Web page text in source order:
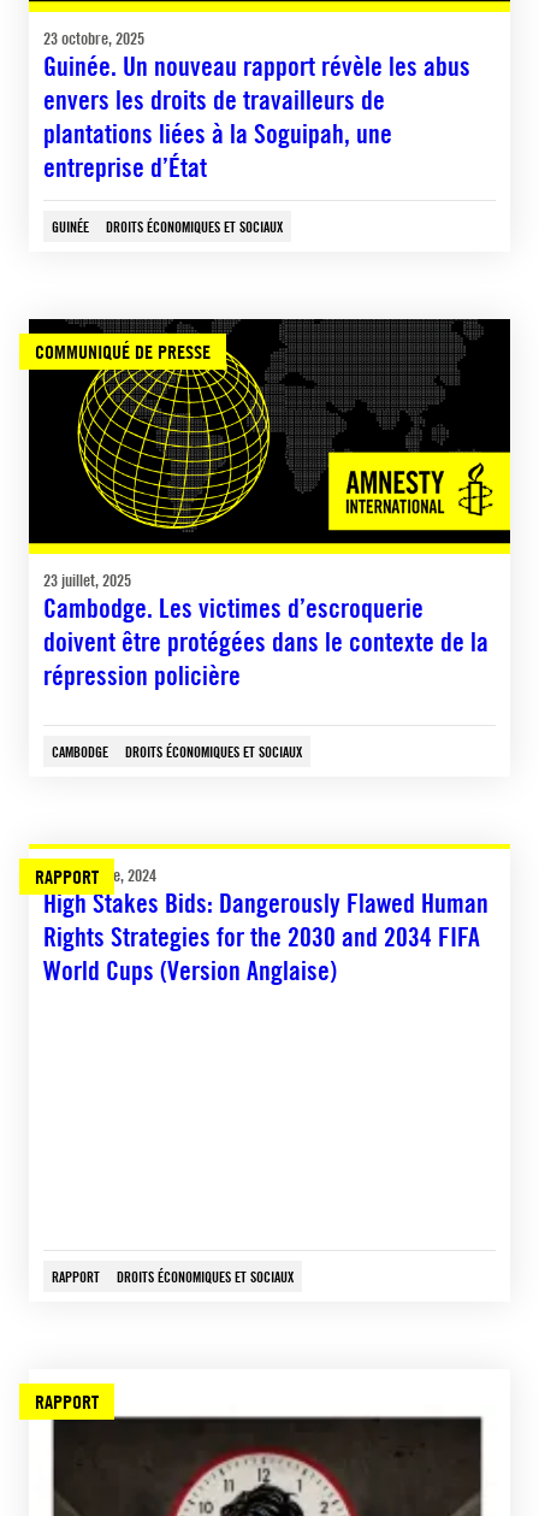
23 octobre, 2025
Guinée. Un nouveau rapport révèle les abus
envers les droits de travailleurs de
plantations liées à la Soguipah, une
entreprise d’État
GUINÉE DROITS ÉCONOMIQUES ET SOCIAUX
COMMUNIQUÉ DE PRESSE
23 juillet, 2025
Cambodge. Les victimes d’escroquerie
doivent être protégées dans le contexte de la
répression policière
CAMBODGE DROITS ÉCONOMIQUES ET SOCIAUX
RAPPORT
11 novembre, 2024
High Stakes Bids: Dangerously Flawed Human
Rights Strategies for the 2030 and 2034 FIFA
World Cups (Version Anglaise)
RAPPORT DROITS ÉCONOMIQUES ET SOCIAUX
RAPPORT